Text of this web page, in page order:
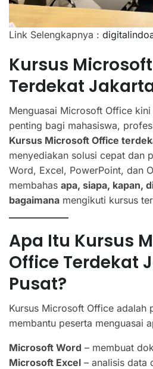
Link Selengkapnya :
Kursus
Terdekat
Menguasai Microsoft Office
penting bagi mahasiswa,
Kursus Microsoft Office
menyediakan solusi cepat dan
Word, Excel, PowerPoint, dan
membahas apa, siapa, kapan,
bagaimana mengikuti kursus
Apa Itu Kursus
Office Terdekat
Pusat?
Kursus Microsoft Office adalah
membantu peserta menguasai
Microsoft Word – membuat
Microsoft Excel – analisis data